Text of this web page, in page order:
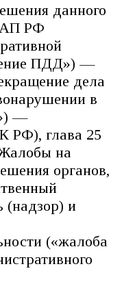
данного
РФ
ПДД») —
дела
в
—
РФ), глава 25
на
органов,
(надзор) и
(«жалоба